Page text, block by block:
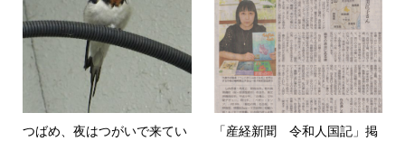
つばめ、夜はつがいで来てい
「産経新聞 令和人国記」掲